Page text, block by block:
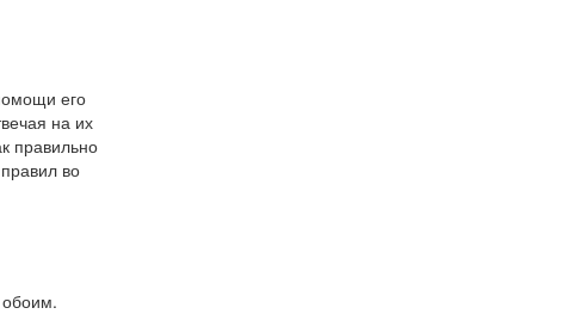
его
на их
правильно
во
обоим.